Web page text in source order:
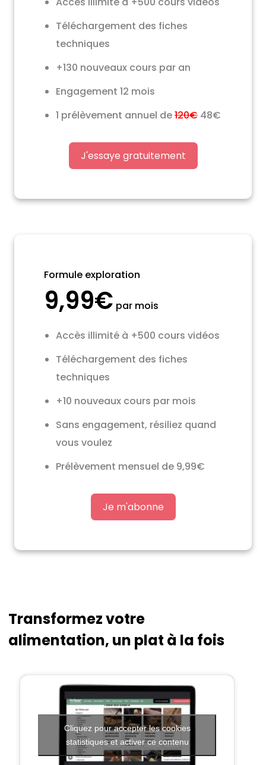
Téléchargement des fiches
techniques
+130 nouveaux cours par an
Engagement 12 mois
1 prélèvement annuel de120€ 48€
J'essaye gratuitement
Formule exploration
9,99€ par mois
Accès illimité à +500 cours vidéos
Téléchargement des fiches
techniques
+10 nouveaux cours par mois
Sans engagement, résiliez quand
vous voulez
Prélèvement mensuel de 9,99€
Je m'abonne
Transformez votre
alimentation, un plat à la fois
Cliquez pour accepter les cookies
statistiques et activer ce contenu